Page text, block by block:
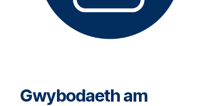
Gwybodaeth am